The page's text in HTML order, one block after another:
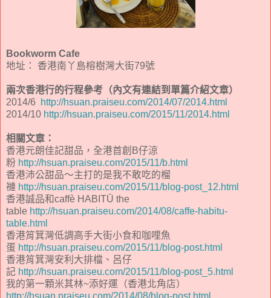
Bookworm Cafe
地址： 香港南丫島榕樹灣大街79號
兩次香港行的行程參考（內文有連結到單篇介紹文章）
2014/6
http://hsuan.praiseu.com/2014/07/2014.html
2014/10 http://hsuan.praiseu.com/2015/11/2014.html
相關文章：
香港元朗佳記甜品，全港首創B仔涼
粉 http://hsuan.praiseu.com/2015/11/b.html
香港沛公甜品～主打的是我不敢吃的榴
褳 http://hsuan.praiseu.com/2015/11/blog-post_12.html
香港誠品和caffè HABITŪ the
table http://hsuan.praiseu.com/2014/08/caffe-habitu-
table.html
香港筲箕灣低調高手大街小食和咖哩魚
蛋 http://hsuan.praiseu.com/2015/11/blog-post.html
香港筲箕灣安利大排檔、呂仔
記 http://hsuan.praiseu.com/2015/11/blog-post_5.html
我的第一顆米其林~添好運（香港北角店）
http://hsuan.praiseu.com/2014/08/blog-post.html